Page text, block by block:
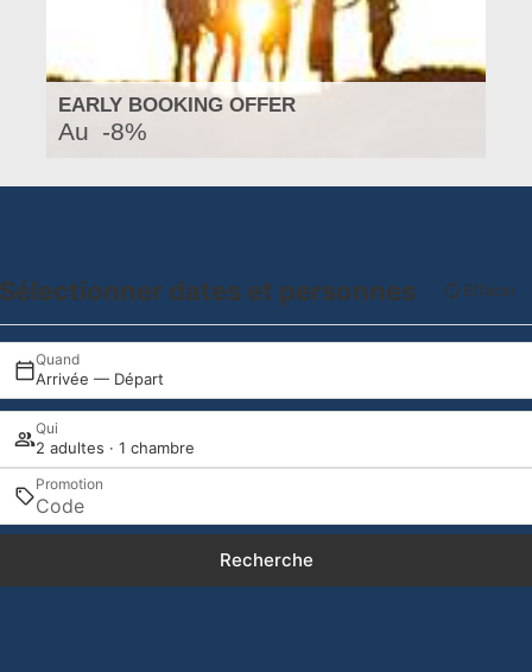
EARLY BOOKING OFFER
Au -8%
Sélectionner dates et personnes Effacer
Quand
Arrivée — Départ
Qui
2 adultes · 1 chambre
Promotion
Recherche